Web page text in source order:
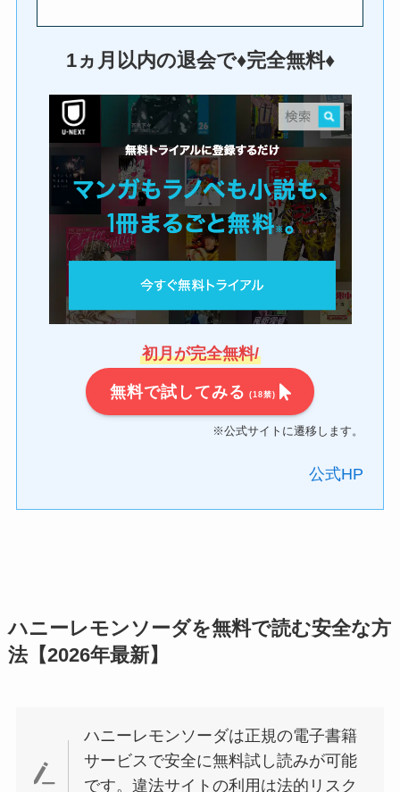
1ヵ月以内の退会で♦︎完全無料♦︎
初月が完全無料/
無料で試してみる (18禁)
※公式サイトに遷移します。
公式HP
ハニーレモンソーダを無料で読む安全な方
法【2026年最新】
ハニーレモンソーダは正規の電子書籍
サービスで安全に無料試し読みが可能
です。違法サイトの利用は法的リスク